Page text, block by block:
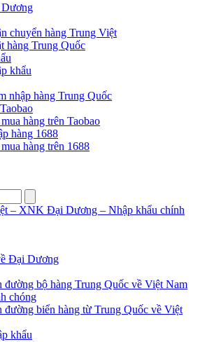
chuyển hàng Trung Việt
hàng Trung Quốc
khẩu
nhập hàng Trung Quốc
hàng trên Taobao
hàng 1688
hàng trên 1688
Đại Dương
đường bộ hàng Trung Quốc về Việt Nam
chóng
đường biển hàng từ Trung Quốc về Việt
khẩu